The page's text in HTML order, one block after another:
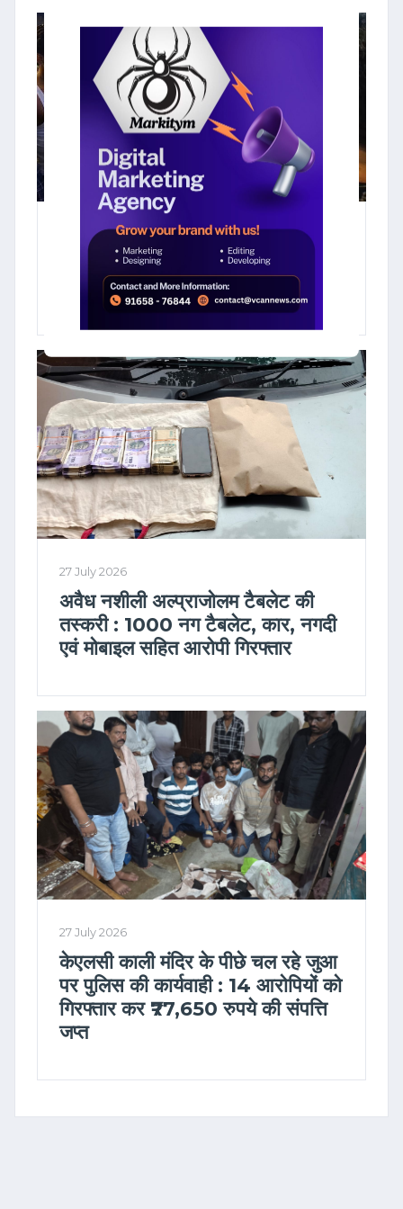
03 August 2026
काशी विश्वनाथ मंदिर में 'VIP दर्शन' के
नाम पर ठगी : फर्जी पुजारी गिरफ्तार
27 July 2026
अवैध नशीली अल्प्राजोलम टैबलेट की
तस्करी : 1000 नग टैबलेट, कार, नगदी
एवं मोबाइल सहित आरोपी गिरफ्तार
27 July 2026
केएलसी काली मंदिर के पीछे चल रहे जुआ
पर पुलिस की कार्यवाही : 14 आरोपियों को
गिरफ्तार कर ₹77,650 रुपये की संपत्ति
जप्त